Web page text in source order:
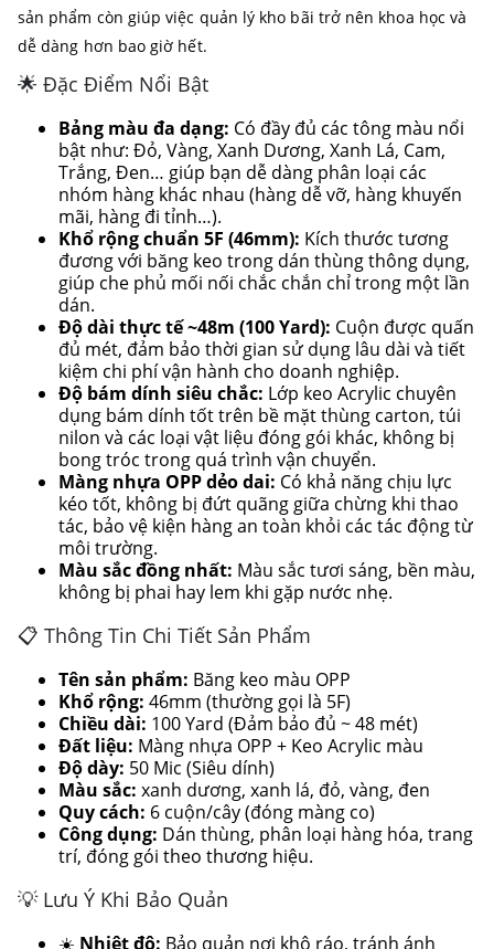
sản phẩm còn giúp việc quản lý kho bãi trở nên khoa học và
dễ dàng hơn bao giờ hết.
🌟 Đặc Điểm Nổi Bật
Bảng màu đa dạng: Có đầy đủ các tông màu nổi
bật như: Đỏ, Vàng, Xanh Dương, Xanh Lá, Cam,
Trắng, Đen… giúp bạn dễ dàng phân loại các
nhóm hàng khác nhau (hàng dễ vỡ, hàng khuyến
mãi, hàng đi tỉnh…).
Khổ rộng chuẩn 5F (46mm): Kích thước tương
đương với băng keo trong dán thùng thông dụng,
giúp che phủ mối nối chắc chắn chỉ trong một lần
dán.
Độ dài thực tế ~48m (100 Yard): Cuộn được quấn
đủ mét, đảm bảo thời gian sử dụng lâu dài và tiết
kiệm chi phí vận hành cho doanh nghiệp.
Độ bám dính siêu chắc: Lớp keo Acrylic chuyên
dụng bám dính tốt trên bề mặt thùng carton, túi
nilon và các loại vật liệu đóng gói khác, không bị
bong tróc trong quá trình vận chuyển.
Màng nhựa OPP dẻo dai: Có khả năng chịu lực
kéo tốt, không bị đứt quãng giữa chừng khi thao
tác, bảo vệ kiện hàng an toàn khỏi các tác động từ
môi trường.
Màu sắc đồng nhất: Màu sắc tươi sáng, bền màu,
không bị phai hay lem khi gặp nước nhẹ.
📋 Thông Tin Chi Tiết Sản Phẩm
Tên sản phẩm: Băng keo màu OPP
Khổ rộng: 46mm (thường gọi là 5F)
Chiều dài: 100 Yard (Đảm bảo đủ ~ 48 mét)
Đất liệu: Màng nhựa OPP + Keo Acrylic màu
Độ dày: 50 Mic (Siêu dính)
Màu sắc: xanh dương, xanh lá, đỏ, vàng, đen
Quy cách: 6 cuộn/cây (đóng màng co)
Công dụng: Dán thùng, phân loại hàng hóa, trang
trí, đóng gói theo thương hiệu.
💡 Lưu Ý Khi Bảo Quản
☀️ Nhiệt độ: Bảo quản nơi khô ráo, tránh ánh